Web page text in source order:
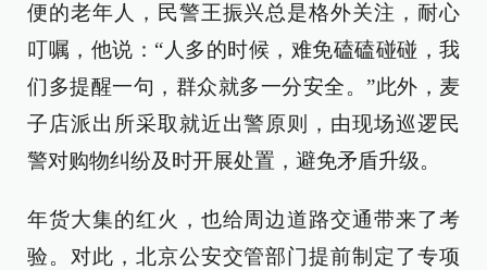
便的老年人，民警王振兴总是格外关注，耐心
叮嘱，他说：“人多的时候，难免磕磕碰碰，我
们多提醒一句，群众就多一分安全。”此外，麦
子店派出所采取就近出警原则，由现场巡逻民
警对购物纠纷及时开展处置，避免矛盾升级。
年货大集的红火，也给周边道路交通带来了考
验。对此，北京公安交管部门提前制定了专项